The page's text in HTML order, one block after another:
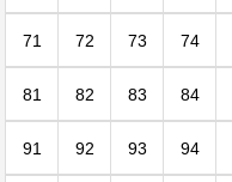
71 72 73 74
81 82 83 84
91 92 93 94